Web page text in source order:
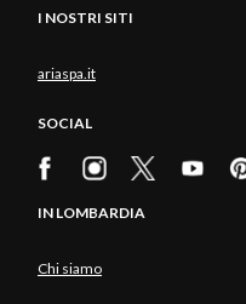
I NOSTRI SITI
ariaspa.it
SOCIAL
IN LOMBARDIA
Chi siamo